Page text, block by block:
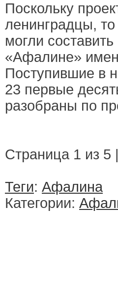
Поскольку
ленинградцы,
могли
«Афалине»
Поступившие в
23 первые
разобраны по
Страница 1 из 5 |
Теги: Афалина
Категории: